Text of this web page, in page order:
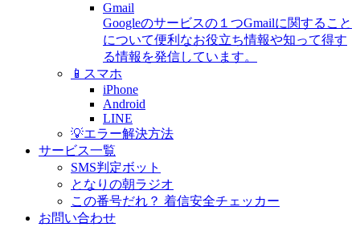
Gmail
Googleのサービスの１つGmailに関すること
について便利なお役立ち情報や知って得す
る情報を発信しています。
📱スマホ
iPhone
Android
LINE
💡エラー解決方法
サービス一覧
SMS判定ボット
となりの朝ラジオ
この番号だれ？ 着信安全チェッカー
お問い合わせ